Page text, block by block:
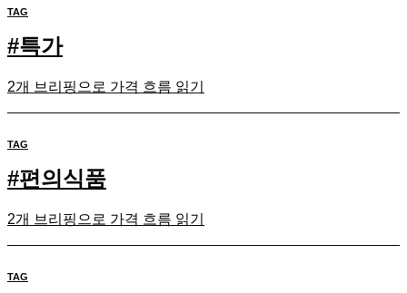
TAG
#특가
2개 브리핑으로 가격 흐름 읽기
TAG
#편의식품
2개 브리핑으로 가격 흐름 읽기
TAG